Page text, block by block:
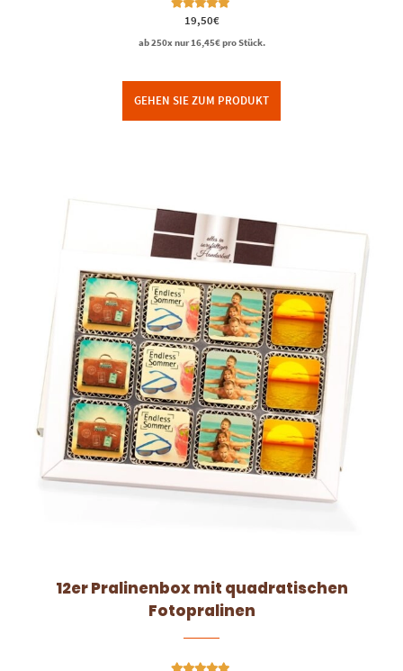
Bewertet mit
5.00
von 5
19,50€
ab 250x nur16,45€pro Stück.
GEHEN SIE ZUM PRODUKT
12er Pralinenbox mit quadratischen
Fotopralinen